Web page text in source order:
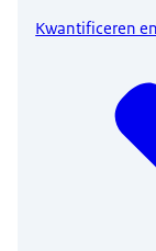
Kwantificeren